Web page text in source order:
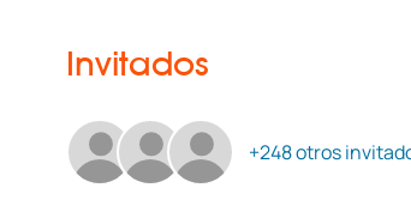
Invitados
+248 otros